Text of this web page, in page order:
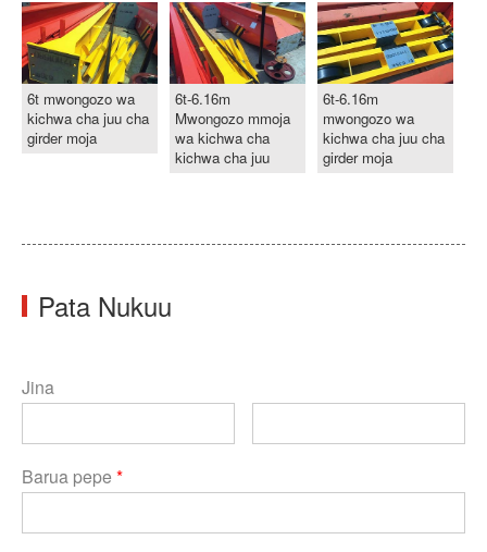
6t mwongozo wa
kichwa cha juu cha
girder moja
6t-6.16m
Mwongozo mmoja
wa kichwa cha
kichwa cha juu
6t-6.16m
mwongozo wa
kichwa cha juu cha
girder moja
Pata Nukuu
Jina
Barua pepe *